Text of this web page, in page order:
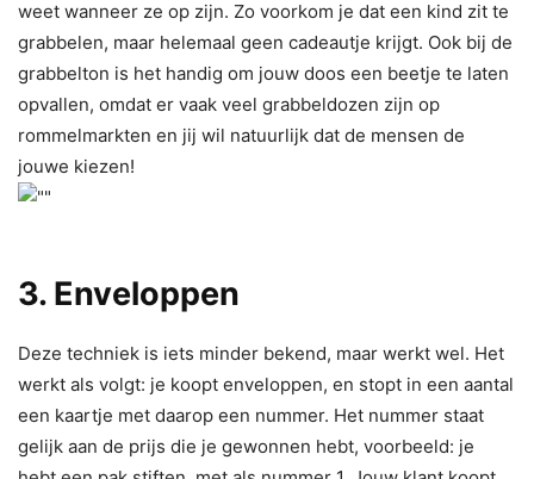
weet wanneer ze op zijn. Zo voorkom je dat een kind zit te
grabbelen, maar helemaal geen cadeautje krijgt. Ook bij de
grabbelton is het handig om jouw doos een beetje te laten
opvallen, omdat er vaak veel grabbeldozen zijn op
rommelmarkten en jij wil natuurlijk dat de mensen de
jouwe kiezen!
3. Enveloppen
Deze techniek is iets minder bekend, maar werkt wel. Het
werkt als volgt: je koopt enveloppen, en stopt in een aantal
een kaartje met daarop een nummer. Het nummer staat
gelijk aan de prijs die je gewonnen hebt, voorbeeld: je